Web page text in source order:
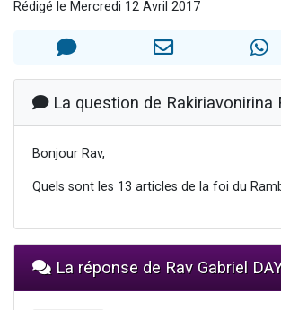
Il reste 49 places pour étudier
Nathaniel vient de donner son
Rédigé le Mercredi 12 Avril 2017
La question de Rakiriavonirina
Bonjour Rav,
Quels sont les 13 articles de la foi du
La réponse de Rav Gabriel